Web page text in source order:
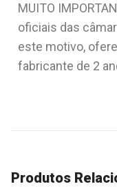
MUITO
oficiais das
este motivo,
fabricante de 2
Produtos